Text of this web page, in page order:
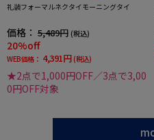
礼装フォーマルネクタイモーニングタイ
価格： 5,489円 (税込)
20%off
WEB価格： 4,391円 (税込)
★2点で1,000円OFF／3点で3,00
0円OFF対象